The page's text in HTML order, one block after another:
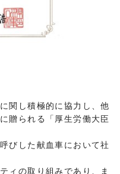
関し積極的に協力し、他
贈られる「厚生労働大臣
びした献血車において社
ィの取り組みであり、ま